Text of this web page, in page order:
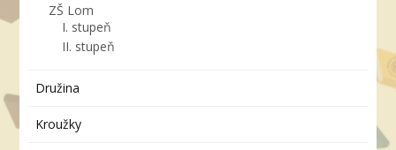
ZŠ Lom
I. stupeň
II. stupeň
Družina
Kroužky